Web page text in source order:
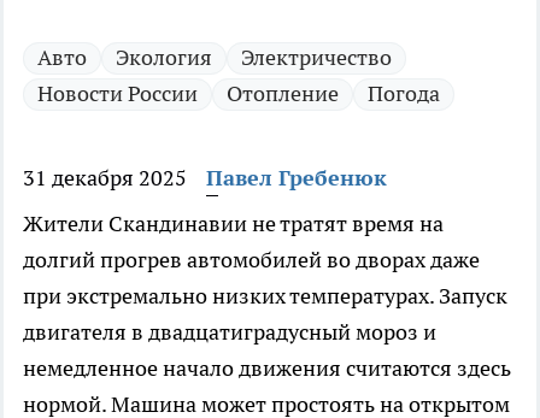
Авто Экология
Электричество
Новости России
Отопление Погода
31 декабря 2025
Павел Гребенюк
Жители Скандинавии не тратят время на
долгий прогрев автомобилей во дворах даже
при экстремально низких температурах. Запуск
двигателя в двадцатиградусный мороз и
немедленное начало движения считаются здесь
нормой. Машина может простоять на открытом